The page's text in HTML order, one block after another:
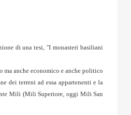
di una tesi, "I monasteri basiliani
ma anche economico e anche politico
dei terreni ad essa appartenenti e la
Mili (Mili Superiore, oggi Mili San